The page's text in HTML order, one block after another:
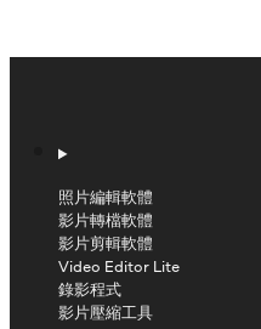
照片編輯軟體
影片轉檔軟體
影片剪輯軟體
Video Editor Lite
錄影程式
影片壓縮工具